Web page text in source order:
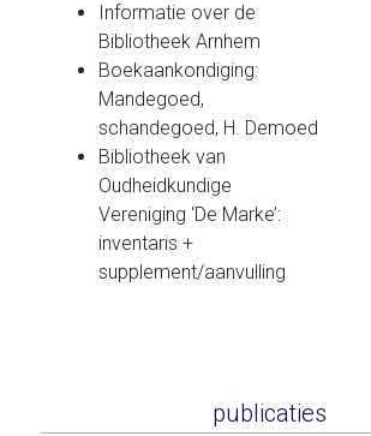
Informatie over de
Bibliotheek Arnhem
Boekaankondiging:
Mandegoed,
schandegoed, H. Demoed
Bibliotheek van
Oudheidkundige
Vereniging ‘De Marke’:
inventaris +
supplement/aanvulling
publicaties